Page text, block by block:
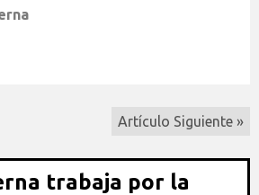
Artículo Siguiente »
trabaja por la